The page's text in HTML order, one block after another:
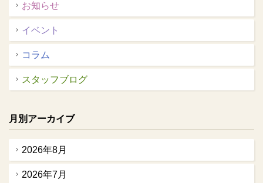
お知らせ
イベント
コラム
スタッフブログ
月別アーカイブ
2026年8月
2026年7月